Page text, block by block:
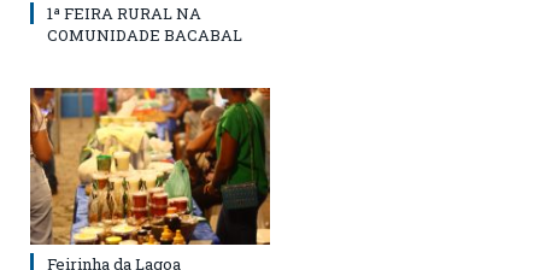
1ª FEIRA RURAL NA
COMUNIDADE BACABAL
Feirinha da Lagoa